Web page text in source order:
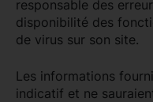
responsable des
disponibilité des
de virus sur son site.
Les informations
indicatif et ne